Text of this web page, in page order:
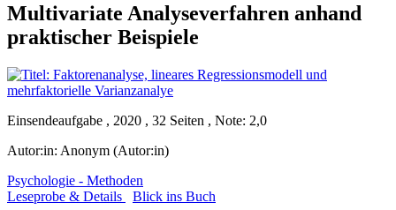
Multivariate Analyseverfahren anhand
praktischer Beispiele
Einsendeaufgabe , 2020 , 32 Seiten , Note: 2,0
Autor:in: Anonym (Autor:in)
Psychologie - Methoden
Leseprobe & Details
Blick ins Buch